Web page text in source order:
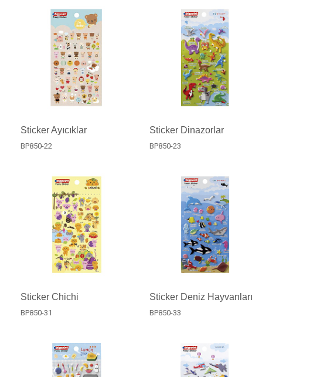
Sticker Ayıcıklar
BP850-22
Sticker Dinazorlar
BP850-23
Sticker Chichi
BP850-31
Sticker Deniz Hayvanları
BP850-33